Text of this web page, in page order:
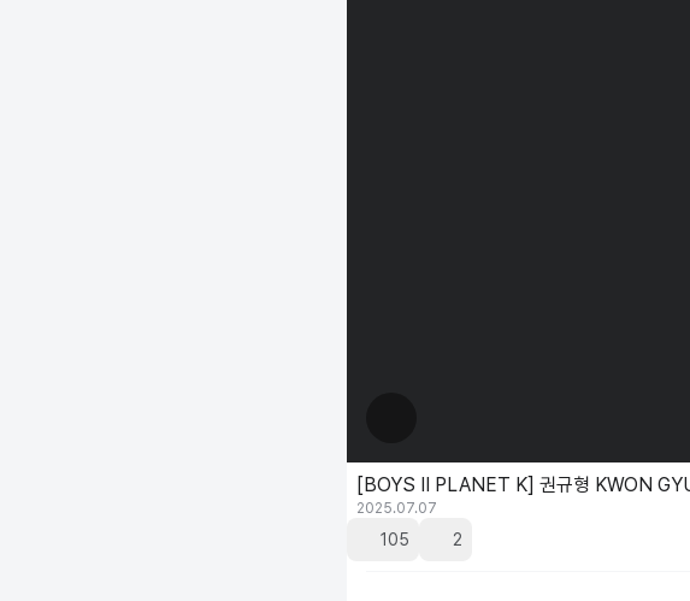
[BOYS II PLANET K] 권규형 KWON
2025.07.07
105 2